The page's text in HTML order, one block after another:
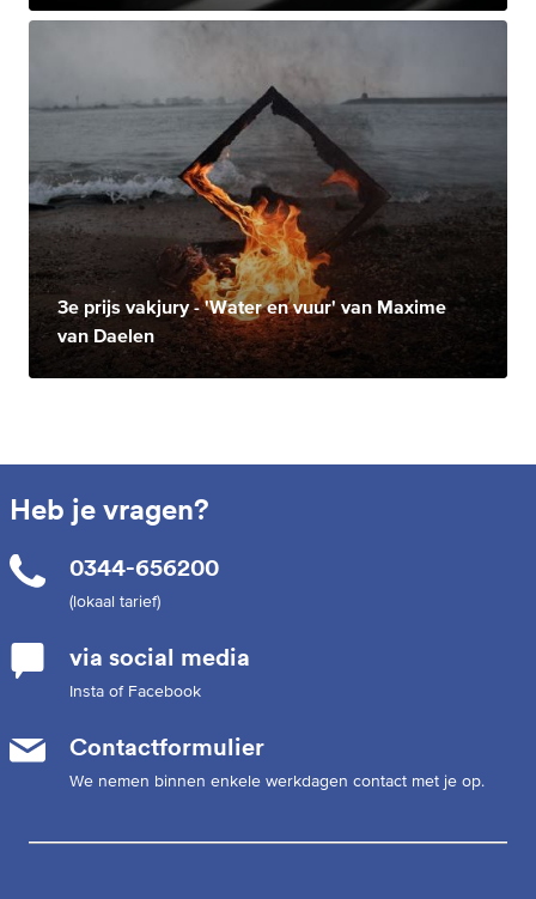
3e prijs vakjury - 'Water en vuur' van Maxime
van Daelen
Heb je vragen?
0344-656200
(lokaal tarief)
via social media
Insta of Facebook
Contactformulier
We nemen binnen enkele werkdagen contact met je op.